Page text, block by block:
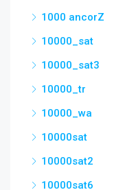
1000 ancorZ
10000_sat
10000_sat3
10000_tr
10000_wa
10000sat
10000sat2
10000sat6